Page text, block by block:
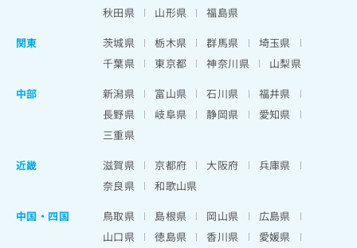
秋田県
山形県
福島県
関東
茨城県 栃木県 群馬県
埼玉県
千葉県
東京都 神奈川県
山梨県
中部
新潟県 富山県 石川県
福井県
長野県
岐阜県 静岡県
愛知県
三重県
近畿
滋賀県 京都府 大阪府
兵庫県
奈良県
和歌山県
中国・四国
鳥取県 島根県 岡山県
広島県
山口県
徳島県 香川県
愛媛県